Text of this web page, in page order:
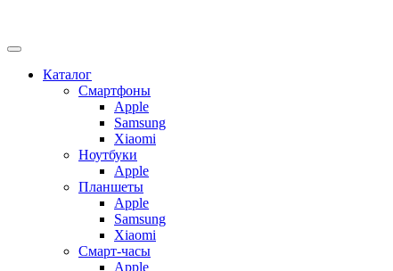
Каталог
Смартфоны
Apple
Samsung
Xiaomi
Ноутбуки
Apple
Планшеты
Apple
Samsung
Xiaomi
Смарт-часы
Apple